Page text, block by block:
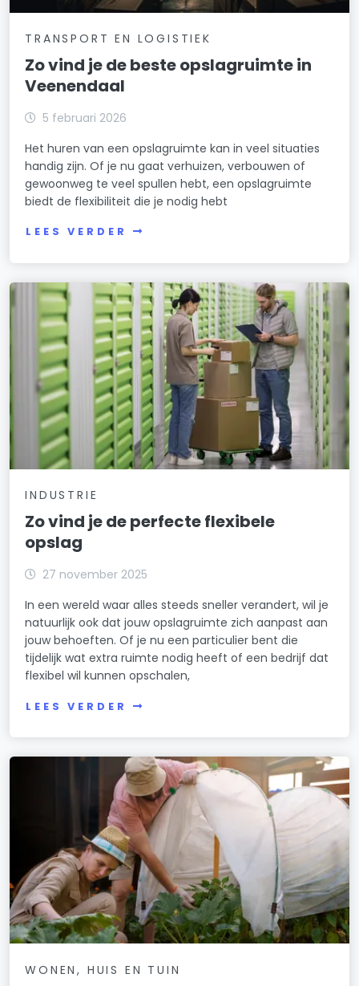
TRANSPORT EN LOGISTIEK
Zo vind je de beste opslagruimte in
Veenendaal
5 februari 2026
Het huren van een opslagruimte kan in veel situaties
handig zijn. Of je nu gaat verhuizen, verbouwen of
gewoonweg te veel spullen hebt, een opslagruimte
biedt de flexibiliteit die je nodig hebt
LEES VERDER
INDUSTRIE
Zo vind je de perfecte flexibele
opslag
27 november 2025
In een wereld waar alles steeds sneller verandert, wil je
natuurlijk ook dat jouw opslagruimte zich aanpast aan
jouw behoeften. Of je nu een particulier bent die
tijdelijk wat extra ruimte nodig heeft of een bedrijf dat
flexibel wil kunnen opschalen,
LEES VERDER
WONEN, HUIS EN TUIN